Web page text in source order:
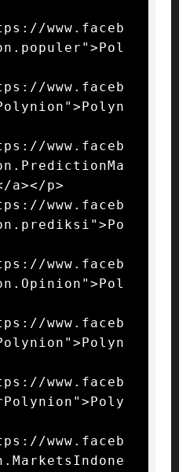
www.faceb
www.faceb
www.faceb
a></p>
www.faceb
www.faceb
www.faceb
www.faceb
www.faceb